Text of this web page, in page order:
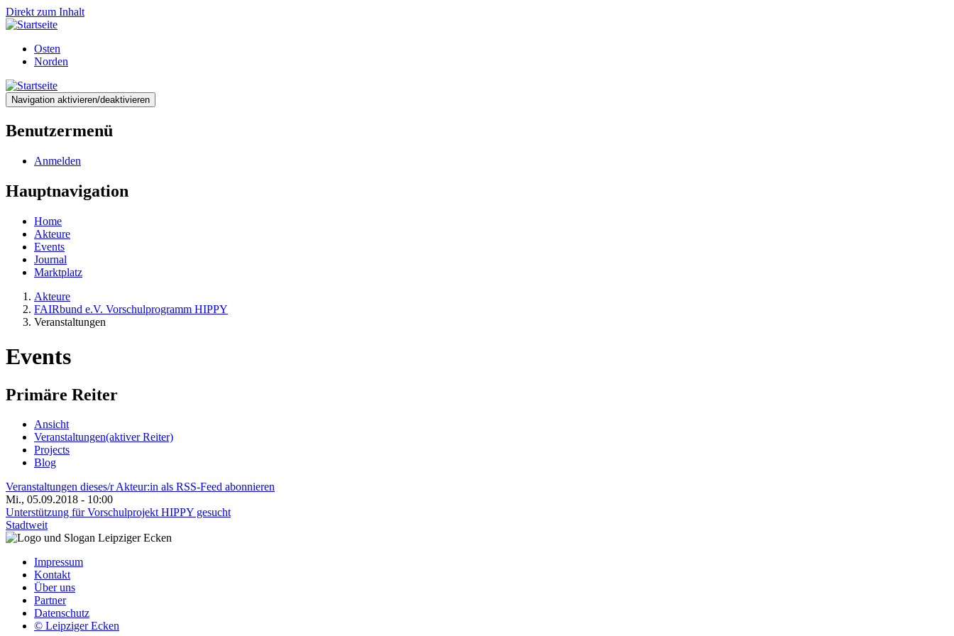
Direkt zum Inhalt
Osten
Norden
Navigation aktivieren/deaktivieren
Benutzermenü
Anmelden
Hauptnavigation
Home
Akteure
Events
Journal
Marktplatz
Akteure
FAIRbund e.V. Vorschulprogramm HIPPY
Veranstaltungen
Events
Primäre Reiter
Ansicht
Veranstaltungen(aktiver Reiter)
Projects
Blog
Veranstaltungen dieses/r Akteur:in als RSS-Feed abonnieren
Mi., 05.09.2018 - 10:00
Unterstützung für Vorschulprojekt HIPPY gesucht
Stadtweit
Impressum
Kontakt
Über uns
Partner
Datenschutz
© Leipziger Ecken